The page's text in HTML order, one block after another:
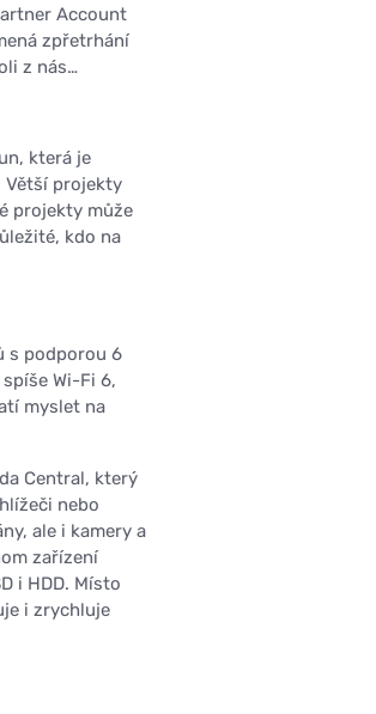
Account
zpřetrhání
z nás…
která je
Větší projekty
projekty může
kdo na
s podporou 6
Wi-Fi 6,
myslet na
Central, který
nebo
ale i kamery a
zařízení
i HDD. Místo
i zrychluje